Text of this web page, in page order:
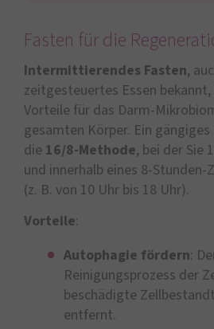
Fasten für die
Intermittierendes Fasten,
zeitgesteuertes Essen
Vorteile für das Darm-
gesamten Körper. Ein
die 16/8-Methode, bei der Sie
und innerhalb eines 8-
(z. B. von 10 Uhr bis 18 Uhr).
Vorteile:
Autophagie fördern:
Reinigungsprozess der
beschädigte
entfernt.